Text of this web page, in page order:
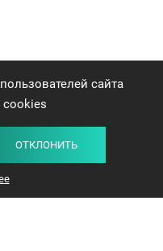
сайта
cookies
ОТКЛОНИТЬ